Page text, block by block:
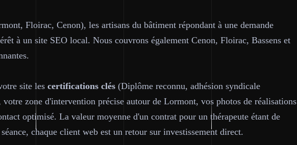
Floirac, Cenon), les artisans du bâtiment répondant à une demande
à un site SEO local. Nous couvrons également Cenon, Floirac, Bassens et
site les certifications clés (Diplôme reconnu, adhésion syndicale
zone d'intervention précise autour de Lormont, vos photos de réalisations
optimisé. La valeur moyenne d'un contrat pour un thérapeute étant de
chaque client web est un retour sur investissement direct.